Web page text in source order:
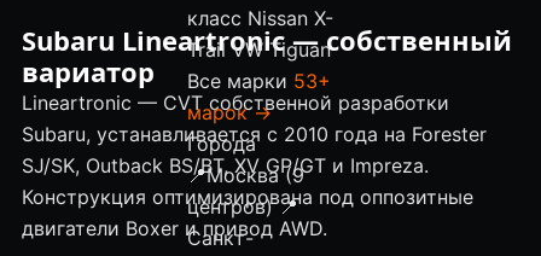
класс Nissan X-
Trail VW Tiguan
Все марки 53+
марок →
Города
📍Москва (9
центров) 📍
Санкт-
Subaru Lineartronic— собственный
вариатор
Lineartronic — CVT собственной разработки
Subaru, устанавливается с 2010 года на Forester
SJ/SK, Outback BS/BT, XV GP/GT и Impreza.
Конструкция оптимизирована под оппозитные
двигатели Boxer и привод AWD.